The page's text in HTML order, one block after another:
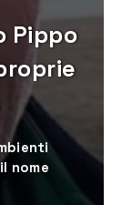
Pippo
nome